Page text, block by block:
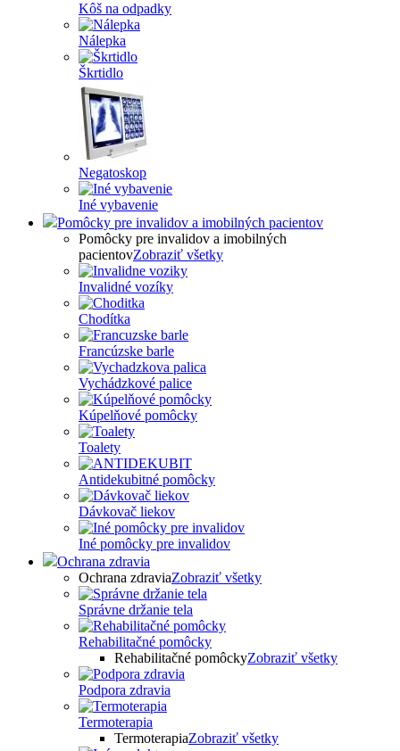
Kôš na odpadky
Nálepka
Škrtidlo
Negatoskop
Iné vybavenie
Pomôcky pre invalidov a imobilných pacientov
Pomôcky pre invalidov a imobilných
pacientovZobraziť všetky
Invalidné vozíky
Chodítka
Francúzske barle
Vychádzkové palice
Kúpelňové pomôcky
Toalety
Antidekubitné pomôcky
Dávkovač liekov
Iné pomôcky pre invalidov
Ochrana zdravia
Ochrana zdraviaZobraziť všetky
Správne držanie tela
Rehabilitačné pomôcky
Rehabilitačné pomôckyZobraziť všetky
Podpora zdravia
Termoterapia
TermoterapiaZobraziť všetky